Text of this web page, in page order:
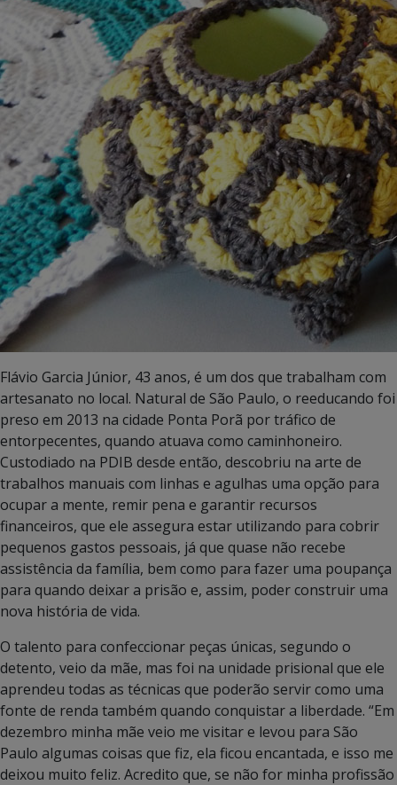
Flávio Garcia Júnior, 43 anos, é um dos que trabalham com
artesanato no local. Natural de São Paulo, o reeducando foi
preso em 2013 na cidade Ponta Porã por tráfico de
entorpecentes, quando atuava como caminhoneiro.
Custodiado na PDIB desde então, descobriu na arte de
trabalhos manuais com linhas e agulhas uma opção para
ocupar a mente, remir pena e garantir recursos
financeiros, que ele assegura estar utilizando para cobrir
pequenos gastos pessoais, já que quase não recebe
assistência da família, bem como para fazer uma poupança
para quando deixar a prisão e, assim, poder construir uma
nova história de vida.
O talento para confeccionar peças únicas, segundo o
detento, veio da mãe, mas foi na unidade prisional que ele
aprendeu todas as técnicas que poderão servir como uma
fonte de renda também quando conquistar a liberdade. “Em
dezembro minha mãe veio me visitar e levou para São
Paulo algumas coisas que fiz, ela ficou encantada, e isso me
deixou muito feliz. Acredito que, se não for minha profissão